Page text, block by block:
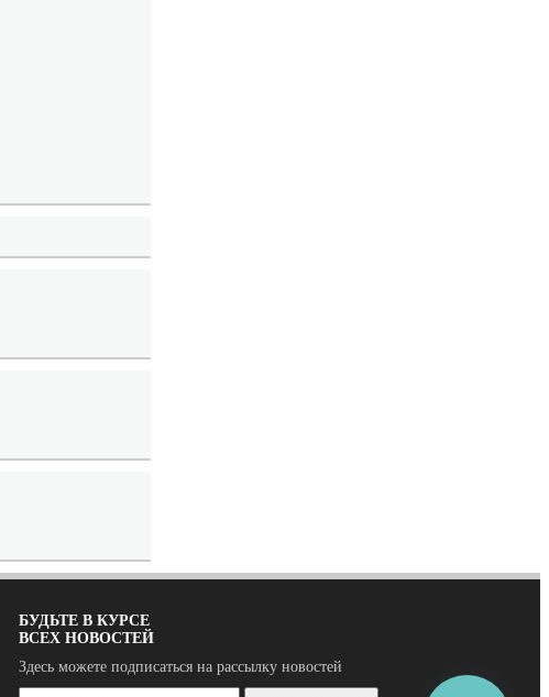
БУДЬТЕ В КУРСЕ
ВСЕХ НОВОСТЕЙ
Здесь можете подписаться на рассылку новостей